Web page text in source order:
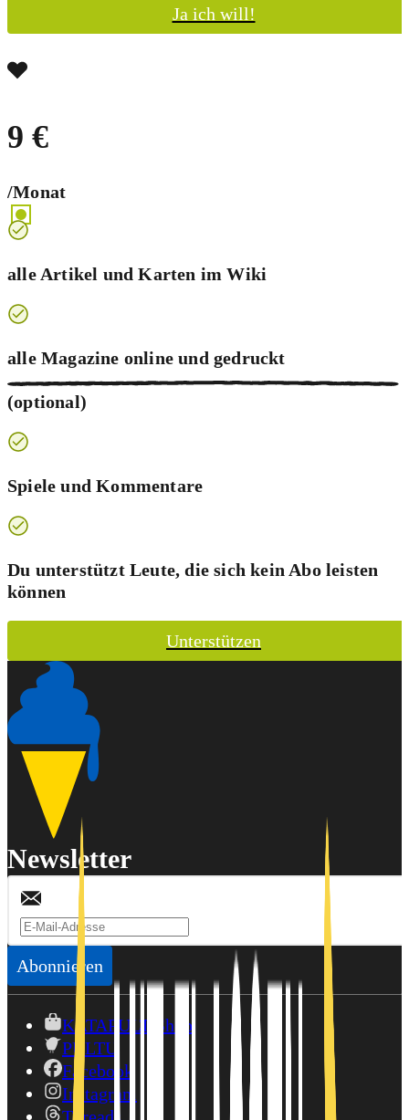
Ja ich will!
9 €
/Monat
alle Artikel und Karten im Wiki
alle Magazine online und gedruckt
(optional)
Spiele und Kommentare
Du unterstützt Leute, die sich kein Abo leisten
können
Unterstützen
Newsletter
Abonnieren
KATAPULT-Shop
PULTU
Facebook
Instagram